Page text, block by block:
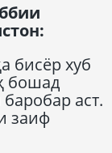
бисёр хуб
бошад
аст.
заиф